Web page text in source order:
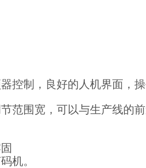
控制，良好的人机界面，
范围宽，可以与生产线的
机。